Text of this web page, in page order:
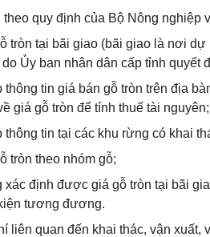
theo quy định của Bộ Nông nghiệp
tròn tại bãi giao (bãi giao là nơi
Ủy ban nhân dân cấp tỉnh quyết
thông tin giá bán gỗ tròn trên địa
giá gỗ tròn để tính thuế tài nguyên;
thông tin tại các khu rừng có khai
tròn theo nhóm gỗ;
định được giá gỗ tròn tại bãi
tương đương.
liên quan đến khai thác, vận